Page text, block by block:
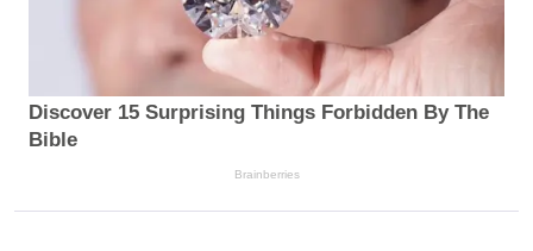
Discover 15 Surprising Things Forbidden By The
Bible
Brainberries